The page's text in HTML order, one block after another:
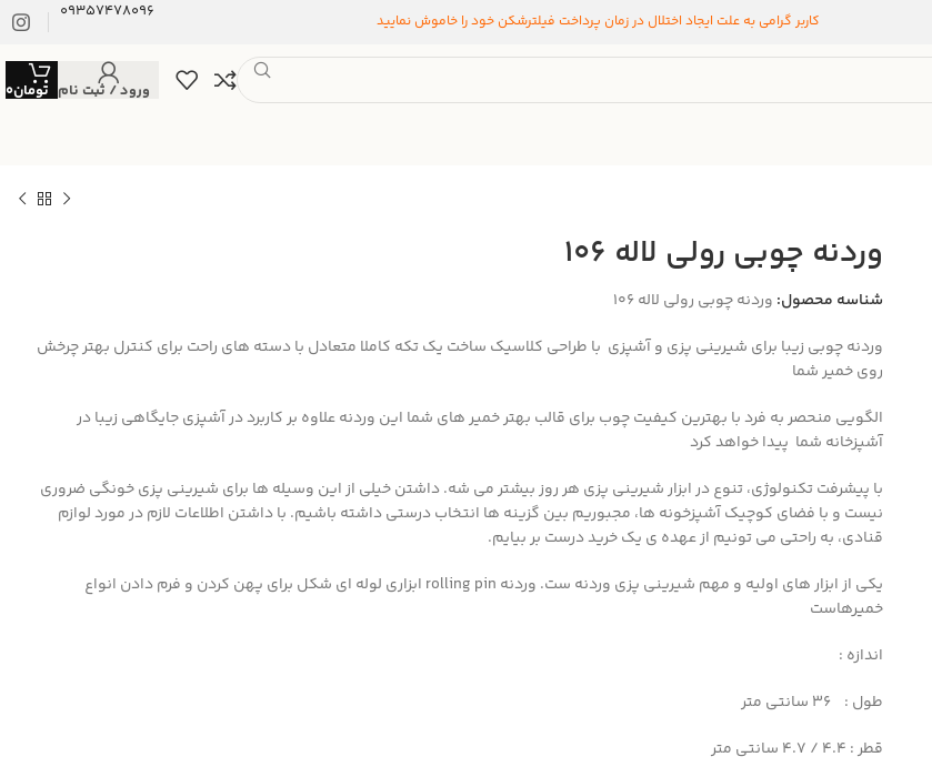
کاربر گرامی به علت ایجاد اختلال در زمان پرداخت فیلترشکن خود را خاموش نمایید 09357478096
ورود / ثبت نام تومان0
وردنه چوبی رولی لاله 106
شناسه محصول: وردنه چوبی رولی لاله 106
وردنه چوبی زیبا برای شیرینی پزی و آشپزی با طراحی کلاسیک ساخت یک تکه کاملا متعادل با دسته های راحت برای کنترل بهتر چرخش
روی خمیر شما
الگویی منحصر به فرد با بهترین کیفیت چوب برای قالب بهتر خمیر های شما این وردنه علاوه بر کاربرد در آشپزی جایگاهی زیبا در
آشپزخانه شما پیدا خواهد کرد
با پیشرفت تکنولوژی، تنوع در ابزار شیرینی پزی هر روز بیشتر می شه. داشتن خیلی از این وسیله ها برای شیرینی پزی خونگی ضروری
نیست و با فضای کوچیک آشپزخونه ها، مجبوریم بین گزینه ها انتخاب درستی داشته باشیم. با داشتن اطلاعات لازم در مورد لوازم
قنادی، به راحتی می تونیم از عهده ی یک خرید درست بر بیایم.
یکی از ابزار های اولیه و مهم شیرینی پزی وردنه ست. وردنه rolling pin ابزاری لوله ای شکل برای پهن کردن و فرم دادن انواع
خمیرهاست
اندازه :
طول : 36
سانتی متر
قطر : 4.4 / 4.7 سانتی متر